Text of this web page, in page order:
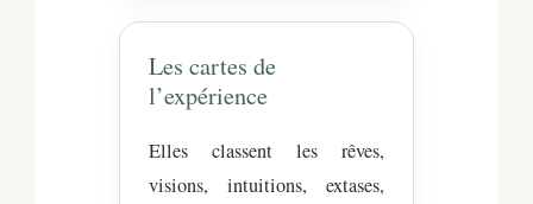
Les cartes de
l’expérience
Elles classent les rêves,
visions, intuitions, extases,